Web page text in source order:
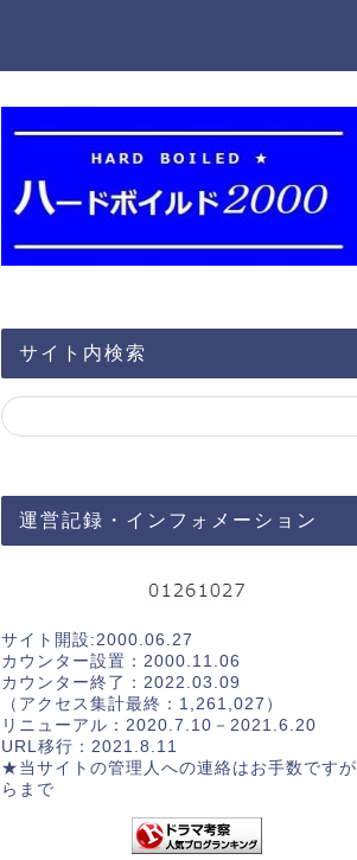
サイト内検索
運営記録・インフォメーション
サイト開設:2000.06.27
カウンター設置：2000.11.06
カウンター終了：2022.03.09
（アクセス集計最終：1,261,027）
リニューアル：2020.7.10－2021.6.20
URL移行：2021.8.11
★当サイトの管理人への連絡はお手数ですが
らまで